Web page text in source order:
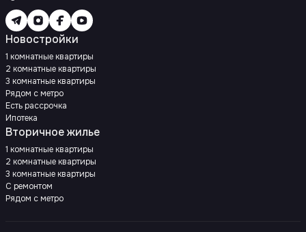
Новостройки
1 комнатные квартиры
2 комнатные квартиры
3 комнатные квартиры
Рядом с метро
Есть рассрочка
Ипотека
Вторичное жилье
1 комнатные квартиры
2 комнатные квартиры
3 комнатные квартиры
С ремонтом
Рядом с метро